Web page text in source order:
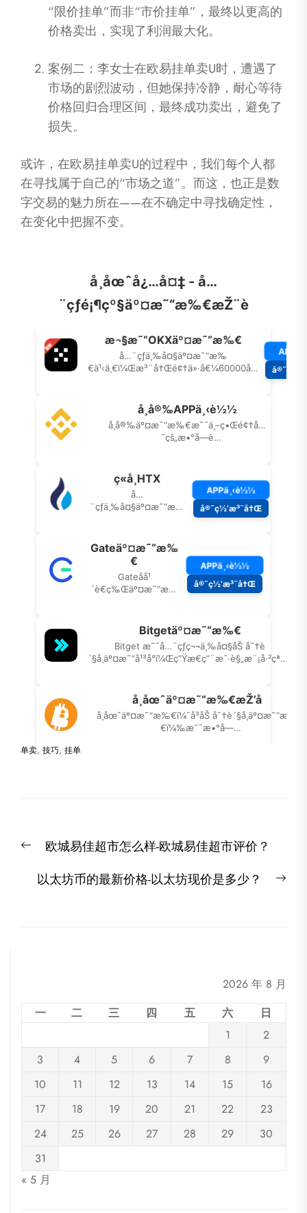
“限价挂单”而非“市价挂单”，最终以更高的
价格卖出，实现了利润最大化。
案例二：李女士在欧易挂单卖U时，遭遇了
市场的剧烈波动，但她保持冷静，耐心等待
价格回归合理区间，最终成功卖出，避免了
损失。
或许，在欧易挂单卖U的过程中，我们每个人都
在寻找属于自己的“市场之道”。而这，也正是数
字交易的魅力所在——在不确定中寻找确定性，
在变化中把握不变。
单卖, 技巧, 挂单
章
导
Previous欧城易佳超市怎么样-欧城易佳超市评价？
以太坊币的最新价格-以太坊现价是多少？
2026 年 8 月
一
二 三 四 五 六
日
1
2
3
4 5 6 7 8
9
10
11 12 13 14 15
16
17
18 19 20 21 22
23
24
25 26 27 28 29
30
31
« 5 月